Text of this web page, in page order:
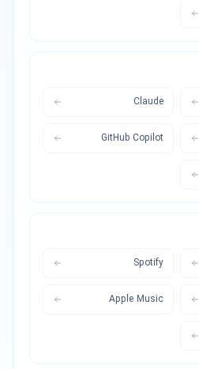
Claude
GitHub Copilot
Spotify
Apple Music